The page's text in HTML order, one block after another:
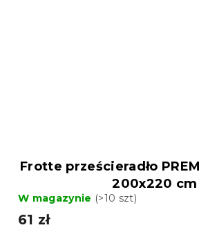
Frotte prześcieradło
200x220 cm
W magazynie (>10 szt)
61 zł